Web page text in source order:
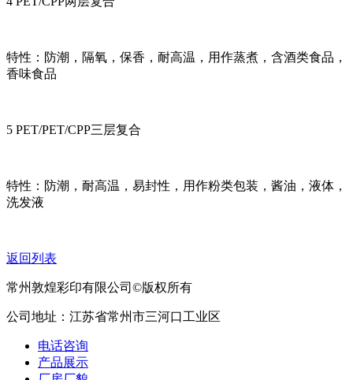
特性：防潮，隔氧，保香，耐高温，用作蒸煮，含酒类食品，
香味食品
5 PET/PET/CPP三层复合
特性：防潮，耐高温，易封性，用作粉类包装，酱油，液体，
洗发液
返回列表
常州敦煌彩印有限公司©版权所有
公司地址：江苏省常州市三河口工业区
电话咨询
产品展示